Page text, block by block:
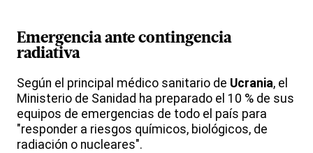
Emergencia ante contingencia
radiativa
Según el principal médico sanitario de Ucrania, el
Ministerio de Sanidad ha preparado el 10 % de sus
equipos de emergencias de todo el país para
"responder a riesgos químicos, biológicos, de
radiación o nucleares".